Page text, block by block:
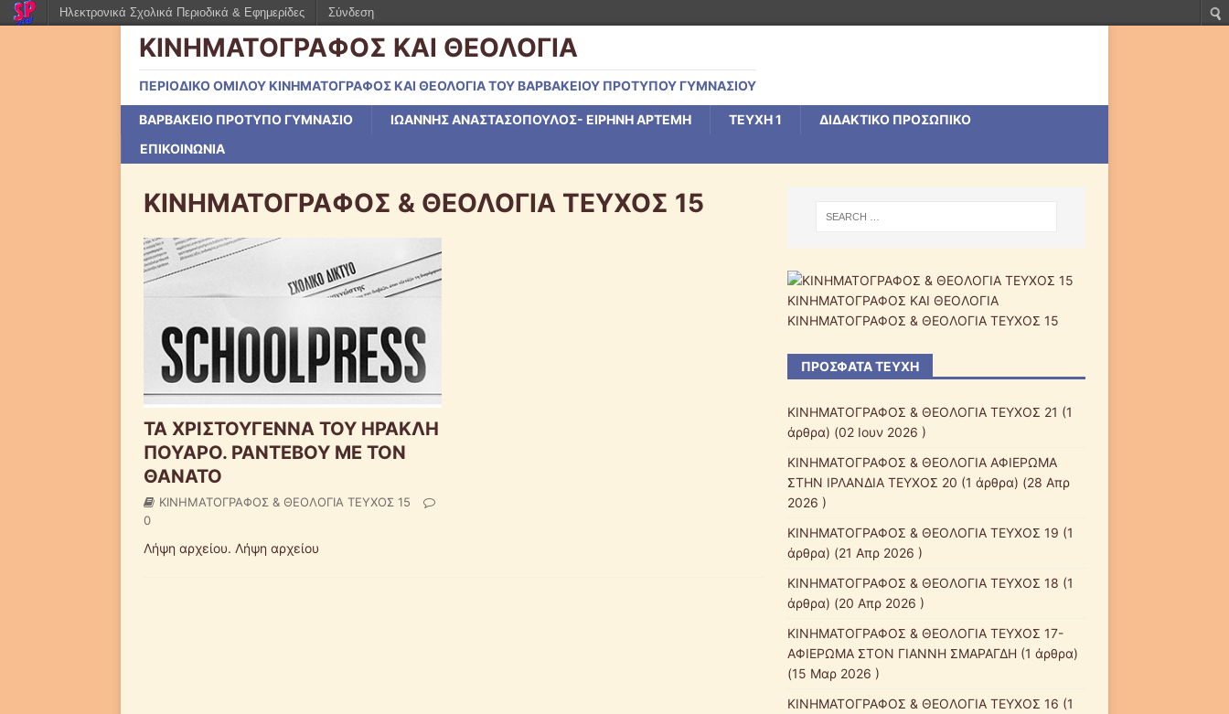
ΚΙΝΗΜΑΤΟΓΡΑΦΟΣ ΚΑΙ ΘΕΟΛΟΓΙΑ
ΠΕΡΙΟΔΙΚΟ ΟΜΙΛΟΥ ΚΙΝΗΜΑΤΟΓΡΑΦΟΣ ΚΑΙ ΘΕΟΛΟΓΙΑ ΤΟΥ ΒΑΡΒΑΚΕΙΟΥ ΠΡΟΤΥΠΟΥ ΓΥΜΝΑΣΙΟΥ
ΒΑΡΒΑΚΕΙΟ ΠΡΟΤΥΠΟ ΓΥΜΝΑΣΙΟ ΙΩΑΝΝΗΣ ΑΝΑΣΤΑΣΟΠΟΥΛΟΣ- ΕΙΡΗΝΗ ΑΡΤΕΜΗ ΤΕΥΧΗ 1
ΔΙΔΑΚΤΙΚΟ ΠΡΟΣΩΠΙΚΟ
ΕΠΙΚΟΙΝΩΝΙΑ
ΚΙΝΗΜΑΤΟΓΡΑΦΟΣ & ΘΕΟΛΟΓΙΑ ΤΕΥΧΟΣ 15
ΤΑ ΧΡΙΣΤΟΥΓΕΝΝΑ ΤΟΥ ΗΡΑΚΛΗ
ΠΟΥΑΡΟ. ΡΑΝΤΕΒΟΥ ΜΕ ΤΟΝ
ΘΑΝΑΤΟ
ΚΙΝΗΜΑΤΟΓΡΑΦΟΣ & ΘΕΟΛΟΓΙΑ ΤΕΥΧΟΣ 15
0
Λήψη αρχείου. Λήψη αρχείου
ΚΙΝΗΜΑΤΟΓΡΑΦΟΣ ΚΑΙ ΘΕΟΛΟΓΙΑ
ΚΙΝΗΜΑΤΟΓΡΑΦΟΣ & ΘΕΟΛΟΓΙΑ ΤΕΥΧΟΣ 15
ΠΡΌΣΦΑΤΑ ΤΕΎΧΗ
ΚΙΝΗΜΑΤΟΓΡΑΦΟΣ & ΘΕΟΛΟΓΙΑ ΤΕΥΧΟΣ 21 (1
άρθρα) (02 Ιουν 2026 )
ΚΙΝΗΜΑΤΟΓΡΑΦΟΣ & ΘΕΟΛΟΓΙΑ ΑΦΙΕΡΩΜΑ
ΣΤΗΝ ΙΡΛΑΝΔΙΑ ΤΕΥΧΟΣ 20 (1 άρθρα) (28 Απρ
2026 )
ΚΙΝΗΜΑΤΟΓΡΑΦΟΣ & ΘΕΟΛΟΓΙΑ ΤΕΥΧΟΣ 19 (1
άρθρα) (21 Απρ 2026 )
ΚΙΝΗΜΑΤΟΓΡΑΦΟΣ & ΘΕΟΛΟΓΙΑ ΤΕΥΧΟΣ 18 (1
άρθρα) (20 Απρ 2026 )
ΚΙΝΗΜΑΤΟΓΡΑΦΟΣ & ΘΕΟΛΟΓΙΑ ΤΕΥΧΟΣ 17-
ΑΦΙΕΡΩΜΑ ΣΤΟΝ ΓΙΑΝΝΗ ΣΜΑΡΑΓΔΗ(1 άρθρα)
(15 Μαρ 2026 )
ΚΙΝΗΜΑΤΟΓΡΑΦΟΣ & ΘΕΟΛΟΓΙΑ ΤΕΥΧΟΣ 16 (1
Ηλεκτρονικά Σχολικά Περιοδικά & Εφημερίδες Σύνδεση